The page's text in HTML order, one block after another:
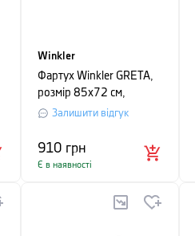
Winkler
Фартух Winkler GRETA,
розмір 85х72 см,
різноколірний
Залишити відгук
910 грн
Є в наявності